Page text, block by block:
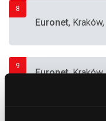
8
Euronet,
9
Euronet,